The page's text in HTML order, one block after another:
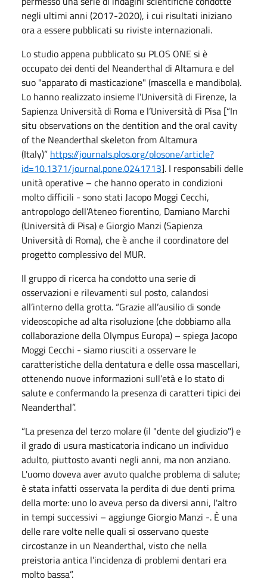
negli ultimi anni (2017-2020), i cui risultati iniziano
ora a essere pubblicati su riviste internazionali.
Lo studio appena pubblicato su PLOS ONE si è
occupato dei denti del Neanderthal di Altamura e del
suo "apparato di masticazione" (mascella e mandibola).
Lo hanno realizzato insieme l’Università di Firenze, la
Sapienza Università di Roma e l’Università di Pisa [“In
situ observations on the dentition and the oral cavity
of the Neanderthal skeleton from Altamura
(Italy)” https://journals.plos.org/plosone/article?
id=10.1371/journal.pone.0241713]. I responsabili delle
unità operative – che hanno operato in condizioni
molto difficili - sono stati Jacopo Moggi Cecchi,
antropologo dell’Ateneo fiorentino, Damiano Marchi
(Università di Pisa) e Giorgio Manzi (Sapienza
Università di Roma), che è anche il coordinatore del
progetto complessivo del MUR.
Il gruppo di ricerca ha condotto una serie di
osservazioni e rilevamenti sul posto, calandosi
all’interno della grotta. “Grazie all’ausilio di sonde
videoscopiche ad alta risoluzione (che dobbiamo alla
collaborazione della Olympus Europa) – spiega Jacopo
Moggi Cecchi - siamo riusciti a osservare le
caratteristiche della dentatura e delle ossa mascellari,
ottenendo nuove informazioni sull’età e lo stato di
salute e confermando la presenza di caratteri tipici dei
Neanderthal”.
“La presenza del terzo molare (il "dente del giudizio") e
il grado di usura masticatoria indicano un individuo
adulto, piuttosto avanti negli anni, ma non anziano.
L'uomo doveva aver avuto qualche problema di salute;
è stata infatti osservata la perdita di due denti prima
della morte: uno lo aveva perso da diversi anni, l'altro
in tempi successivi – aggiunge Giorgio Manzi -. È una
delle rare volte nelle quali si osservano queste
circostanze in un Neanderthal, visto che nella
preistoria antica l’incidenza di problemi dentari era
molto bassa”.